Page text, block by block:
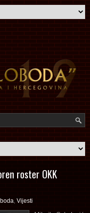
roster OKK
Vijesti